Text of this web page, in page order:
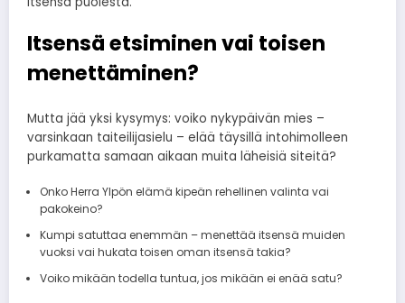
Itsensä etsiminen vai toisen
menettäminen?
Mutta jää yksi kysymys: voiko nykypäivän mies –
varsinkaan taiteilijasielu – elää täysillä intohimolleen
purkamatta samaan aikaan muita läheisiä siteitä?
Onko Herra Ylpön elämä kipeän rehellinen valinta vai
pakokeino?
Kumpi satuttaa enemmän – menettää itsensä muiden
vuoksi vai hukata toisen oman itsensä takia?
Voiko mikään todella tuntua, jos mikään ei enää satu?